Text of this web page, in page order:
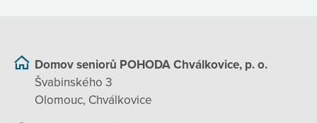
Domov seniorů POHODA Chválkovice, p. o.
Švabinského 3
Olomouc, Chválkovice